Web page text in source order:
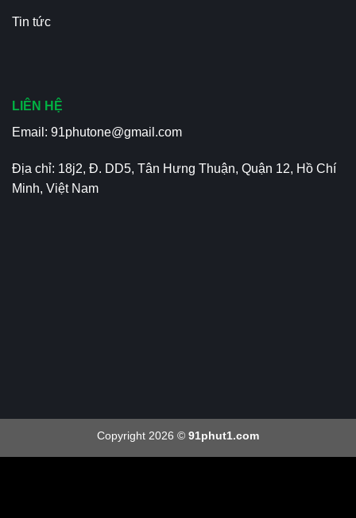
Tin tức
LIÊN HỆ
Email: 91phutone@gmail.com
Địa chỉ: 18j2, Đ. DD5, Tân Hưng Thuận, Quận 12, Hồ Chí
Minh, Việt Nam
Copyright 2026 © 91phut1.com